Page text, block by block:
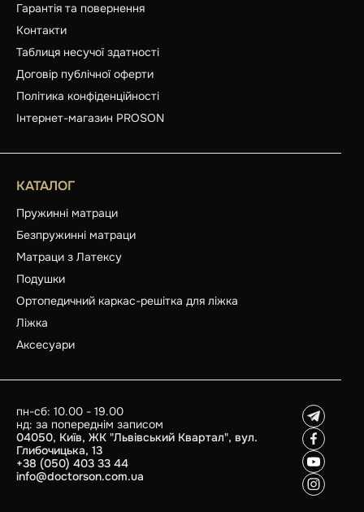
Гарантія та повернення
Контакти
Таблиця несучої здатності
Договір публічної оферти
Політика конфіденційності
Інтернет-магазин PROSON
КАТАЛОГ
Пружинні матраци
Безпружинні матраци
Матраци з Латексу
Подушки
Ортопедичний каркас-решітка для ліжка
Ліжка
Аксесуари
пн-сб: 10.00 - 19.00
нд: за попереднім записом
04050, Київ, ЖК "Львівський Квартал", вул.
Глибочицька, 13
+38 (050) 403 33 44
info@doctorson.com.ua